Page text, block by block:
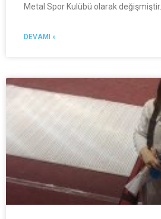
Metal Spor Kulübü olarak değişmiştir.
DEVAMI »